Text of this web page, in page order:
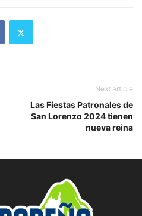
Next article
Las Fiestas Patronales de
San Lorenzo 2024 tienen
nueva reina